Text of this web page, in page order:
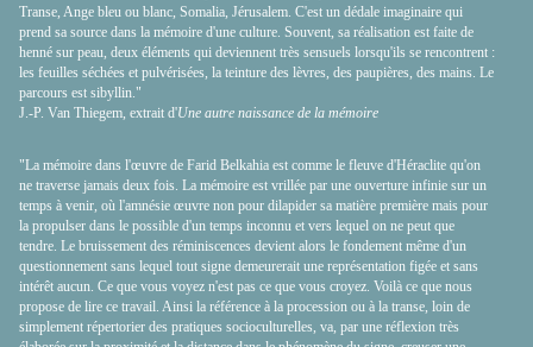
Transe, Ange bleu ou blanc, Somalia, Jérusalem. C'est un dédale imaginaire qui
prend sa source dans la mémoire d'une culture. Souvent, sa réalisation est faite de
henné sur peau, deux éléments qui deviennent très sensuels lorsqu'ils se rencontrent :
les feuilles séchées et pulvérisées, la teinture des lèvres, des paupières, des mains. Le
parcours est sibyllin."
J.-P. Van Thiegem, extrait d'Une autre naissance de la mémoire
"La mémoire dans l'œuvre de Farid Belkahia est comme le fleuve d'Héraclite qu'on
ne traverse jamais deux fois. La mémoire est vrillée par une ouverture infinie sur un
temps à venir, où l'amnésie œuvre non pour dilapider sa matière première mais pour
la propulser dans le possible d'un temps inconnu et vers lequel on ne peut que
tendre. Le bruissement des réminiscences devient alors le fondement même d'un
questionnement sans lequel tout signe demeurerait une représentation figée et sans
intérêt aucun. Ce que vous voyez n'est pas ce que vous croyez. Voilà ce que nous
propose de lire ce travail. Ainsi la référence à la procession ou à la transe, loin de
simplement répertorier des pratiques socioculturelles, va, par une réflexion très